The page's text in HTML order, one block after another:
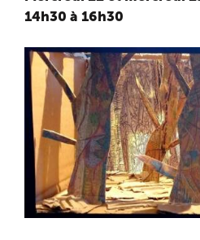
14h30 à 16h30